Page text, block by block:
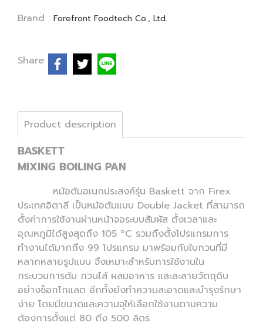
Brand : Forefront Foodtech Co., Ltd.
Share
Product description
BASKETT
MIXING BOILING PAN
หม้อต้มอเนกประสงค์รุ่น Baskett จาก Firex
ประเทศอิตาลี เป็นหม้อต้มแบบ Double Jacket ที่สามารถ
ตั้งค่าการใช้งานผ่านหน้าจอระบบสัมผัส ตั้งเวลาและ
อุณหภูมิได้สูงสุดถึง 105 ºC รวมถึงตั้งโปรแกรมการ
ทำงานได้มากถึง 99 โปรแกรม มาพร้อมกับใบกวนที่มี
หลากหลายรูปแบบ จึงเหมาะสำหรับการใช้งานใน
กระบวนการต้ม กวนไส้ ผสมอาหาร และละลายวัตถุดิบ
อย่างช็อกโกแลต อีกทั้งยังทำความสะอาดและบำรุงรักษา
ง่าย โดยมีขนาดและความจุให้เลือกใช้งานตามความ
ต้องการตั้งแต่ 80 ถึง 500 ลิตร